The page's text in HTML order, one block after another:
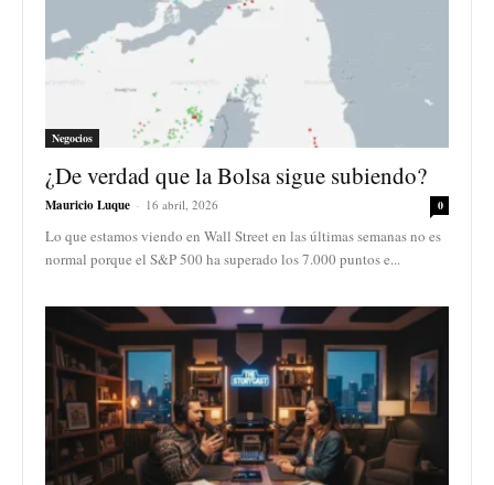
Negocios
¿De verdad que la Bolsa sigue subiendo?
Mauricio Luque - 16 abril, 2026 0
Lo que estamos viendo en Wall Street en las últimas semanas no es
normal porque el S&P 500 ha superado los 7.000 puntos e...